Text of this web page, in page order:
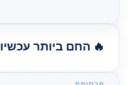
🔥 החם ביותר עכשיו